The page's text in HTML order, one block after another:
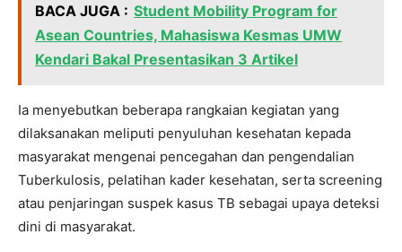
BACA JUGA : Student Mobility Program for
Asean Countries, Mahasiswa Kesmas UMW
Kendari Bakal Presentasikan 3 Artikel
Ia menyebutkan beberapa rangkaian kegiatan yang
dilaksanakan meliputi penyuluhan kesehatan kepada
masyarakat mengenai pencegahan dan pengendalian
Tuberkulosis, pelatihan kader kesehatan, serta screening
atau penjaringan suspek kasus TB sebagai upaya deteksi
dini di masyarakat.